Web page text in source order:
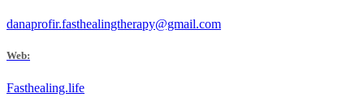
danaprofir.fasthealingtherapy@gmail.com
Web:
Fasthealing.life